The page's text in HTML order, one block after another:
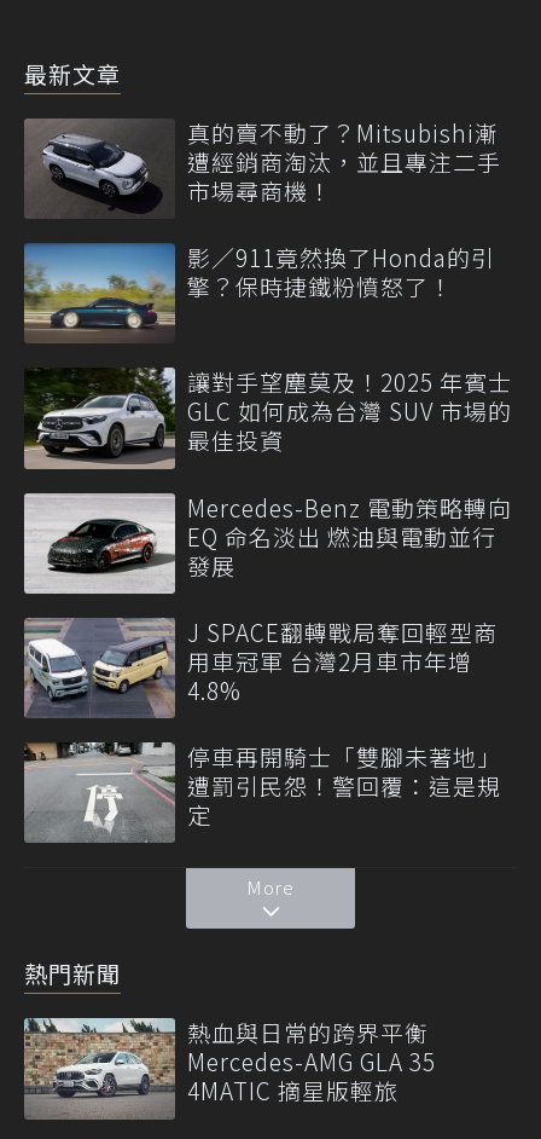
最新文章
真的賣不動了？Mitsubishi漸
遭經銷商淘汰，並且專注二手
市場尋商機！
影／911竟然換了Honda的引
擎？保時捷鐵粉憤怒了！
讓對手望塵莫及！2025 年賓士
GLC 如何成為台灣 SUV 市場的
最佳投資
Mercedes-Benz 電動策略轉向
EQ 命名淡出 燃油與電動並行
發展
J SPACE翻轉戰局奪回輕型商
用車冠軍 台灣2月車市年增
4.8%
停車再開騎士「雙腳未著地」
遭罰引民怨！警回覆：這是規
定
More
熱門新聞
熱血與日常的跨界平衡
Mercedes-AMG GLA 35
4MATIC 摘星版輕旅